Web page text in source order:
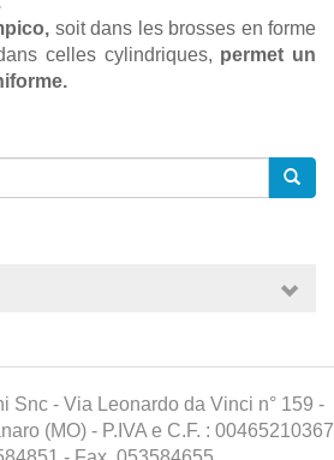
soit dans les brosses en forme
celles cylindriques, permet un
Snc - Via Leonardo da Vinci n° 159 -
(MO) - P.IVA e C.F. : 00465210367